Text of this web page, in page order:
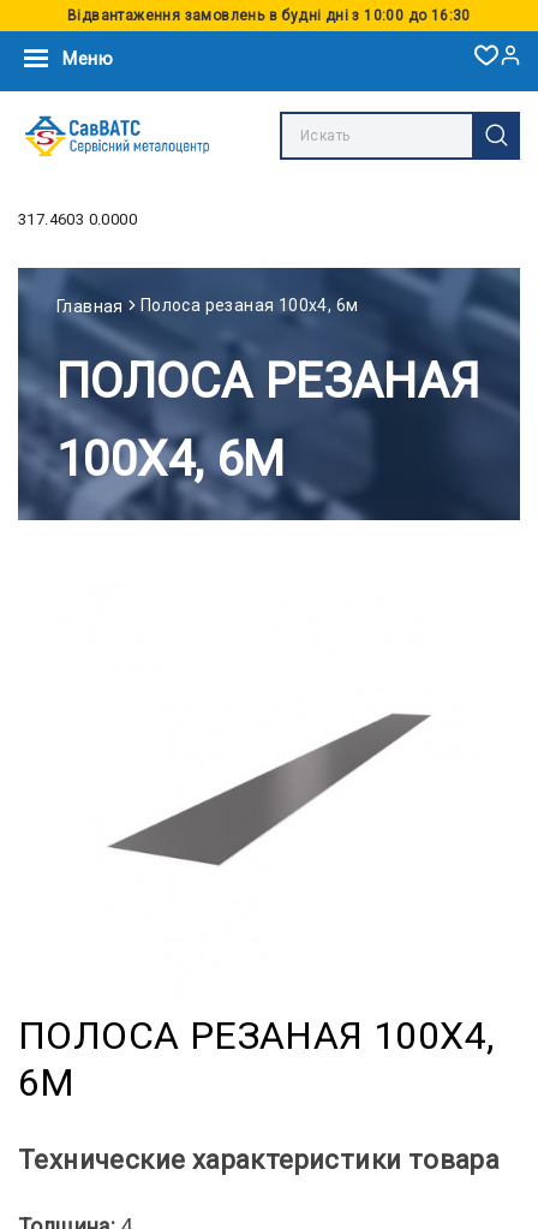
Відвантаження замовлень в будні дні з 10:00 до 16:30
Меню
317.4603 0.0000
Главная Полоса резаная 100х4, 6м
ПОЛОСА РЕЗАНАЯ
100Х4, 6М
ПОЛОСА РЕЗАНАЯ 100Х4,
6М
Технические характеристики товара